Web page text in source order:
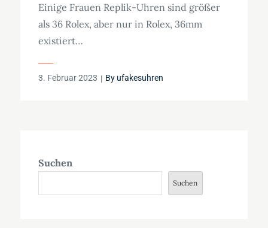
Einige Frauen Replik-Uhren sind größer
als 36 Rolex, aber nur in Rolex, 36mm
existiert…
Posted
3. Februar 2023 By ufakesuhren
Suchen
Suchen